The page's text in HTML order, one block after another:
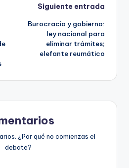
Siguiente entrada
Burocracia y gobierno:
ley nacional para
eliminar trámites;
elefante reumático
¿Por qué no comienzas el
debate?